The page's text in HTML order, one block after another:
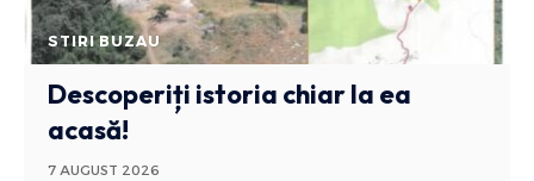
STIRI BUZAU
Descoperiți istoria chiar la ea
acasă!
7 AUGUST 2026